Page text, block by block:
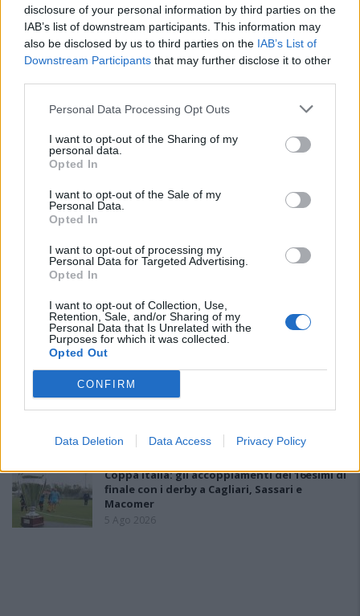
disclosure of your personal information by third parties on the
IAB’s list of downstream participants. This information may
also be disclosed by us to third parties on the IAB’s List of
Downstream Participants that may further disclose it to other
Personal Data Processing Opt Outs
I want to opt-out of the Sharing of my
personal data.
Opted In
I want to opt-out of the Sale of my
Personal Data.
Opted In
I want to opt-out of processing my
Personal Data for Targeted Advertising.
Opted In
I want to opt-out of Collection, Use,
Retention, Sale, and/or Sharing of my
Personal Data that Is Unrelated with the
Purposes for which it was collected.
Opted Out
CONFIRM
Data Deletion Data Access Privacy Policy
5 Ago 2026
Il Selargius rinforza il centrocampo con
Manuel Rinino e Samuele Vacca
Le 5 sarde ancora nel girone G con 8 squadre
laziali, 4 campane e la novità dei molisani del
Venafro
6 Ago 2026
Anche il Fasano out e le ammissioni salgono
a sei, l'Ilva è la prima società tra le non
5 Ago 2026
Coppa Italia: gli accoppiamenti dei 16esimi di
finale con i derby a Cagliari, Sassari e
Macomer
5 Ago 2026